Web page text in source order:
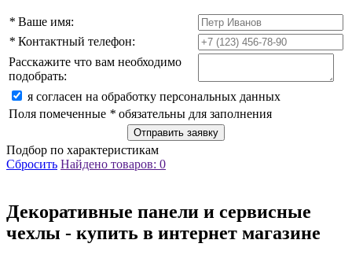
* Ваше имя:
* Контактный телефон:
Расскажите что вам необходимо
подобрать:
я cогласен на обработку персональных данных
Поля помеченные * обязательны для заполнения
Подбор по характеристикам
Сбросить Найдено товаров: 0
Декоративные панели и сервисные
чехлы - купить в интернет магазине